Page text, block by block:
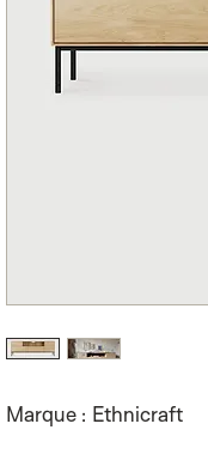
Marque : Ethnicraft